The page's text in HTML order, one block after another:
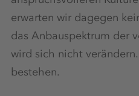
erwarten wir dagegen
das Anbauspektrum der
wird sich nicht
bestehen.